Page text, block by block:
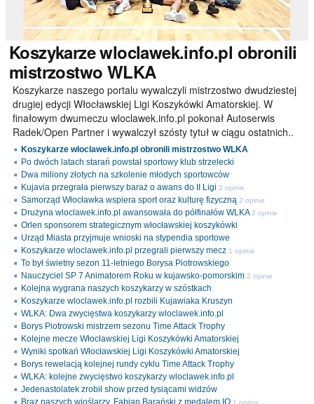
Koszykarzewloclawek.info.pl obronili
mistrzostwo WLKA
Koszykarze naszego portalu wywalczyli mistrzostwo dwudziestej
drugiej edycji Włocławskiej Ligi Koszykówki Amatorskiej. W
finałowym dwumeczu wloclawek.info.pl pokonał Autoserwis
Radek/Open Partner i wywalczył szósty tytuł w ciągu ostatnich..
Koszykarze wloclawek.info.pl obronili mistrzostwo WLKA
Po dwóch latach starań powstał sportowy klub strzelecki
Dwa miliony złotych na szkolenie młodych sportowców
Kujavia przegrała pierwszy baraż o awans do II Ligi 2 opinie
Samorząd Włocławka wspiera sport oraz kulturę fizyczną 2 opinie
Drużyna wloclawek.info.pl awansowała do półfinałów WLKA 2 opinie
Orlen sponsorem strategicznym włocławskiej koszykówki
Urząd Miasta przyjmuje wnioski na stypendia sportowe
Koszykarze wloclawek.info.pl przegrali pierwszy mecz 1 opinia
To był świetny sezon 11-letniego Borysa Piotrowskiego
Nauczyciel SP 7 Animatorem Roku w kujawsko-pomorskim 2 opinie
Kolejna wygrana naszych koszykarzy w szóstkach
Koszykarze wloclawek.info.pl rozbili Kujawiaka Kruszyn
WLKA: Dwa zwycięstwa koszykarzy wloclawek.info.pl
Borys Piotrowski mistrzem sezonu Time Attack Trophy
Kolejne mecze Włocławskiej Ligi Koszykówki Amatorskiej
Wyniki spotkań Włocławskiej Ligi Koszykówki Amatorskiej
Borys rewelacją kolejnej rundy cyklu Time Attack Trophy
WLKA: kolejne zwycięstwo koszykarzy wloclawek.info.pl
Jedenastolatek zrobił show przed tysiącami widzów
Brąz naszych wioślarzy. Fabian Barański z medalem IO 1 opinia